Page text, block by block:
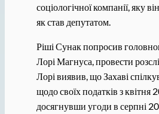
соціологічної компанії, яку
як став депутатом.
Ріші Сунак попросив
Лорі Магнуса, провести
Лорі виявив, що Захаві
щодо своїх податків з квітня
досягнувши угоди в серпні